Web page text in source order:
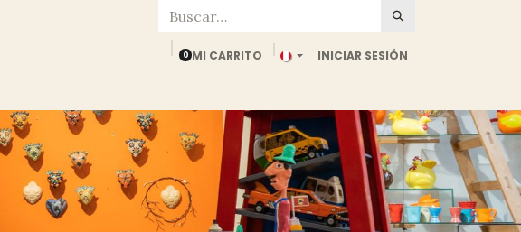
MI CARRITO
0 INICIAR SESIÓN